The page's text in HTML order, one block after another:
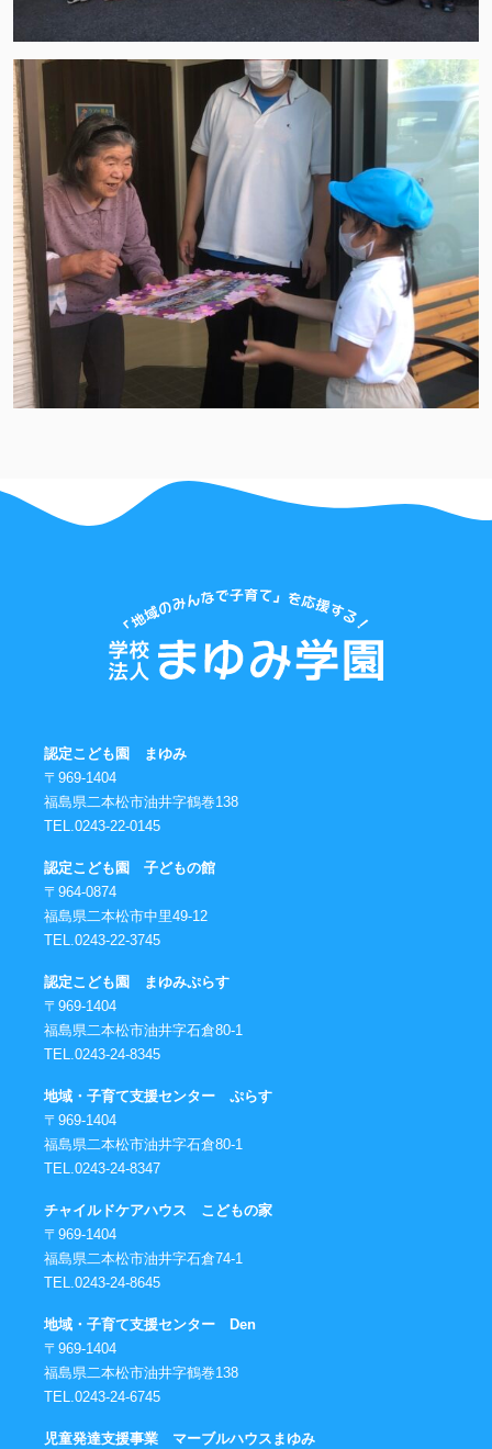
認定こども園 まゆみ
〒969-1404
福島県二本松市油井字鶴巻138
TEL.0243-22-0145
認定こども園 子どもの館
〒964-0874
福島県二本松市中里49-12
TEL.0243-22-3745
認定こども園 まゆみぷらす
〒969-1404
福島県二本松市油井字石倉80-1
TEL.0243-24-8345
地域・子育て支援センター ぷらす
〒969-1404
福島県二本松市油井字石倉80-1
TEL.0243-24-8347
チャイルドケアハウス こどもの家
〒969-1404
福島県二本松市油井字石倉74-1
TEL.0243-24-8645
地域・子育て支援センター Den
〒969-1404
福島県二本松市油井字鶴巻138
TEL.0243-24-6745
児童発達支援事業 マーブルハウスまゆみ